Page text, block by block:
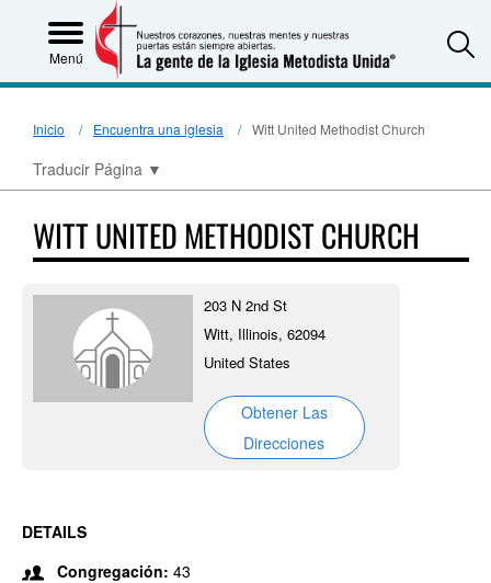
Menú
Inicio Encuentra una iglesia Witt United Methodist Church
Traducir Página ▼
WITT UNITED METHODIST CHURCH
203 N 2nd St
Witt, Illinois, 62094
United States
Obtener Las
Direcciones
DETAILS
Congregación: 43